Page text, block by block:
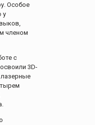
Особое
у
членом
с
3D-